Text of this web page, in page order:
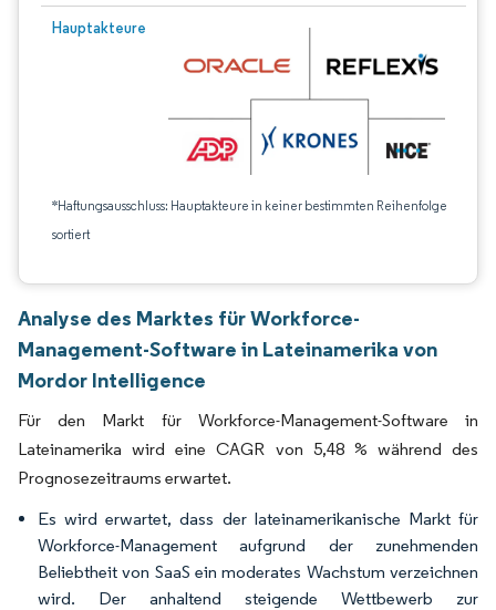
Hauptakteure
*Haftungsausschluss: Hauptakteure in keiner bestimmten Reihenfolge
sortiert
Analyse des Marktes für Workforce-
Management-Software in Lateinamerika von
Mordor Intelligence
Für den Markt für Workforce-Management-Software in
Lateinamerika wird eine CAGR von 5,48 % während des
Prognosezeitraums erwartet.
Es wird erwartet, dass der lateinamerikanische Markt für
Workforce-Management aufgrund der zunehmenden
Beliebtheit von SaaS ein moderates Wachstum verzeichnen
wird. Der anhaltend steigende Wettbewerb zur